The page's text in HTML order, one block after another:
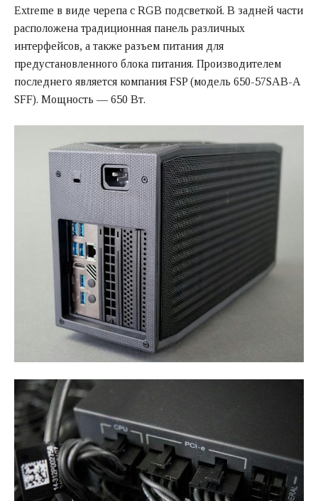
Extreme в виде черепа с RGB подсветкой. В задней части
расположена традиционная панель различных
интерфейсов, а также разъем питания для
предустановленного блока питания. Производителем
последнего является компания FSP (модель 650-57SAB-A
SFF). Мощность — 650 Вт.